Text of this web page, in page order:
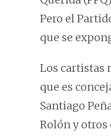
Pero el
que se
Los cartistas
que es
Santiago
Rolón y